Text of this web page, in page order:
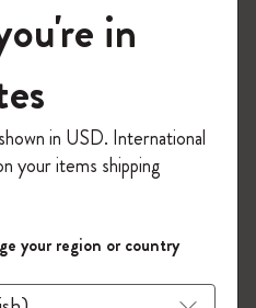
並び替え
界へようこそ
入力すると、初回注
料になります。セ
ト品は適用外。
を作成して限定オフ
に多くのインスピ
入れましょう。
in
in USD. International
your items shipping
your region or country